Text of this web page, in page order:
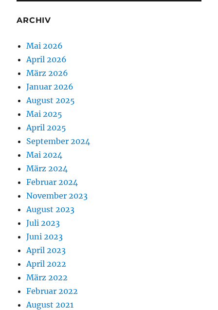
ARCHIV
Mai 2026
April 2026
März 2026
Januar 2026
August 2025
Mai 2025
April 2025
September 2024
Mai 2024
März 2024
Februar 2024
November 2023
August 2023
Juli 2023
Juni 2023
April 2023
April 2022
März 2022
Februar 2022
August 2021